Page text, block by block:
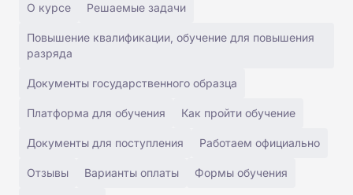
О курсе Решаемые задачи
Повышение квалификации, обучение для повышения
разряда
Документы государственного образца
Платформа для обучения Как пройти обучение
Документы для поступления Работаем официально
Отзывы Варианты оплаты Формы обучения